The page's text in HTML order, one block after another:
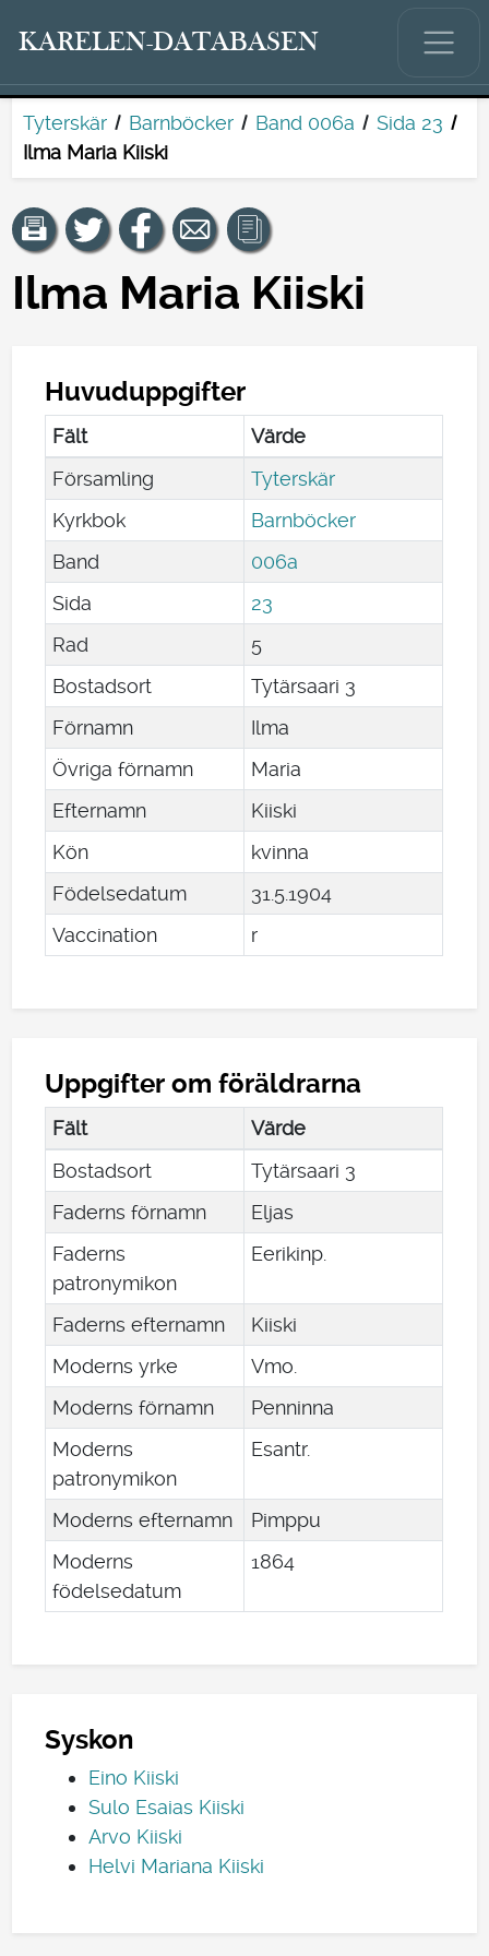
KARELEN-DATABASEN
Tyterskär Barnböcker Band 006a
Sida 23
Ilma Maria Kiiski
Ilma Maria Kiiski
Huvuduppgifter
Fält
Värde
Församling
Tyterskär
Kyrkbok
Barnböcker
Band
006a
Sida
23
Rad
5
Bostadsort
Tytärsaari 3
Förnamn
Ilma
Övriga förnamn
Maria
Efternamn
Kiiski
Kön
kvinna
Födelsedatum
31 5.1904
Vaccination
r
Uppgifter om föräldrarna
Fält
Värde
Bostadsort
Tytärsaari 3
Faderns förnamn
Eljas
Faderns
patronymikon
Eerikinp.
Faderns efternamn
Kiiski
Moderns yrke
Vmo.
Moderns förnamn
Penninna
Moderns
patronymikon
Esantr.
Moderns efternamn
Pimppu
Moderns
födelsedatum
1864
Syskon
Eino Kiiski
Sulo Esaias Kiiski
Arvo Kiiski
Helvi Mariana Kiiski